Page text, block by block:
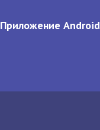
Приложение Android